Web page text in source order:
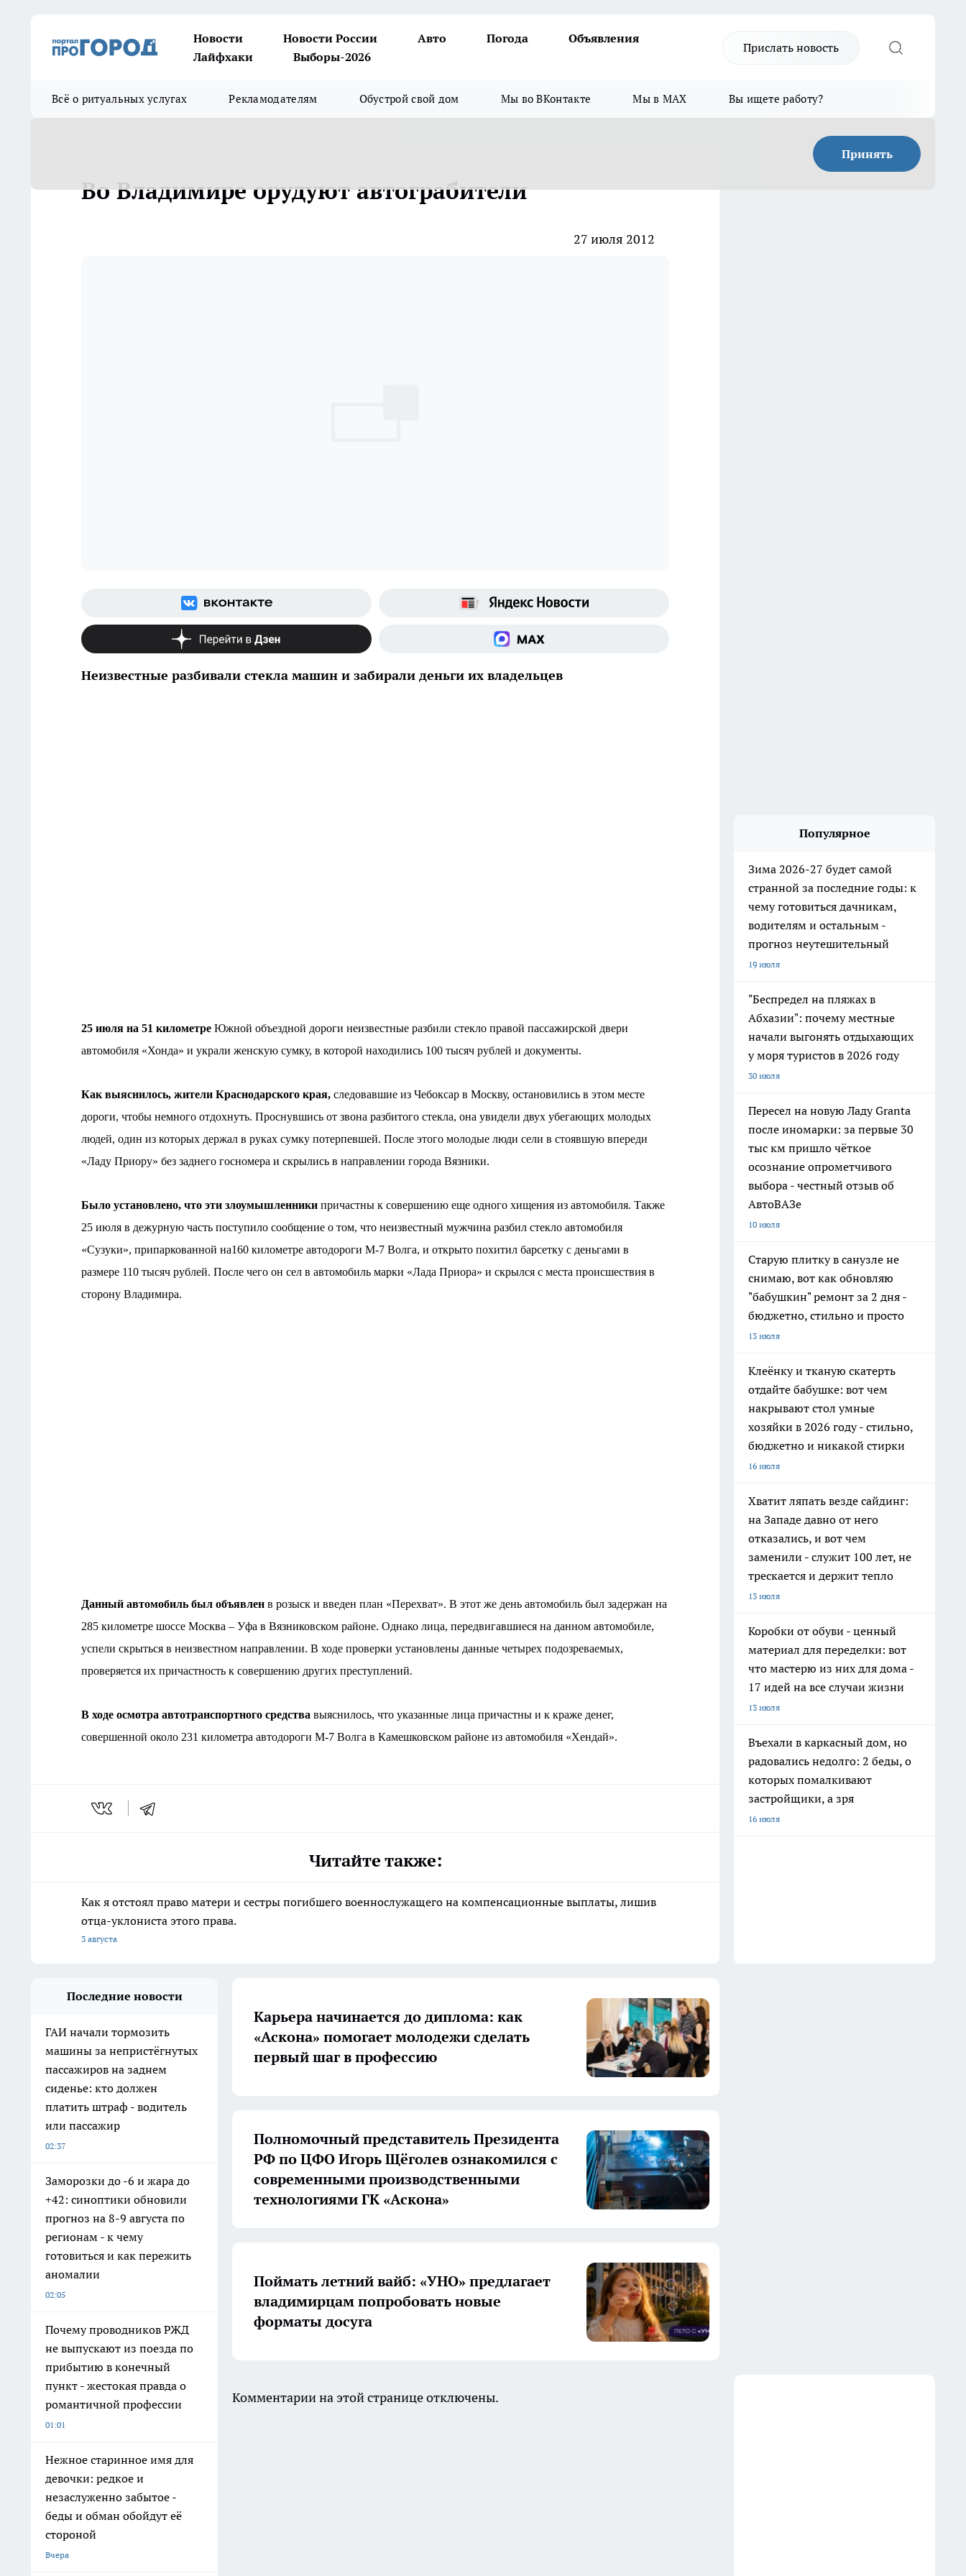
Новости Новости России Авто Погода
Объявления
Лайфхаки
Выборы-2026
Прислать новость
Всё о ритуальных услугах Рекламодателям Обустрой свой дом Мы во ВКонтакте Мы в MAX Вы ищете работу?
Принять
Во Владимире орудуют автограбители
27 июля 2012
Неизвестные разбивали стекла машин и забирали деньги их владельцев
25 июля на 51 километре Южной объездной дороги неизвестные разбили стекло правой пассажирской двери
автомобиля «Хонда» и украли женскую сумку, в которой находились 100 тысяч рублей и документы.
Как выяснилось, жители Краснодарского края, следовавшие из Чебоксар в Москву, остановились в этом месте
дороги, чтобы немного отдохнуть. Проснувшись от звона разбитого стекла, она увидели двух убегающих молодых
людей, один из которых держал в руках сумку потерпевшей. После этого молодые люди сели в стоявшую впереди
«Ладу Приору» без заднего госномера и скрылись в направлении города Вязники.
Было установлено, что эти злоумышленники причастны к совершению еще одного хищения из автомобиля. Также
25 июля в дежурную часть поступило сообщение о том, что неизвестный мужчина разбил стекло автомобиля
«Сузуки», припаркованной на160 километре автодороги М-7 Волга, и открыто похитил барсетку с деньгами в
размере 110 тысяч рублей. После чего он сел в автомобиль марки «Лада Приора» и скрылся с места происшествия в
сторону Владимира.
Данный автомобиль был объявлен в розыск и введен план «Перехват». В этот же день автомобиль был задержан на
285 километре шоссе Москва – Уфа в Вязниковском районе. Однако лица, передвигавшиеся на данном автомобиле,
успели скрыться в неизвестном направлении. В ходе проверки установлены данные четырех подозреваемых,
проверяется их причастность к совершению других преступлений.
В ходе осмотра автотранспортного средства выяснилось, что указанные лица причастны и к краже денег,
совершенной около 231 километра автодороги М-7 Волга в Камешковском районе из автомобиля «Хендай».
Читайте также:
Как я отстоял право матери и сестры погибшего военнослужащего на компенсационные выплаты, лишив
отца-уклониста этого права.
3 августа
Популярное
Зима 2026-27 будет самой
странной за последние годы: к
чему готовиться дачникам,
водителям и остальным -
прогноз неутешительный
19 июля
"Беспредел на пляжах в
Абхазии": почему местные
начали выгонять отдыхающих
у моря туристов в 2026 году
30 июля
Пересел на новую Ладу Granta
после иномарки: за первые 30
тыс км пришло чёткое
осознание опрометчивого
выбора - честный отзыв об
АвтоВАЗе
10 июля
Старую плитку в санузле не
снимаю, вот как обновляю
"бабушкин" ремонт за 2 дня -
бюджетно, стильно и просто
13 июля
Клеёнку и тканую скатерть
отдайте бабушке: вот чем
накрывают стол умные
хозяйки в 2026 году - стильно,
бюджетно и никакой стирки
16 июля
Хватит ляпать везде сайдинг:
на Западе давно от него
отказались, и вот чем
заменили - служит 100 лет, не
трескается и держит тепло
13 июля
Коробки от обуви - ценный
материал для переделки: вот
что мастерю из них для дома -
17 идей на все случаи жизни
13 июля
Въехали в каркасный дом, но
радовались недолго: 2 беды, о
которых помалкивают
застройщики, а зря
16 июля
Последние новости
ГАИ начали тормозить
машины за непристёгнутых
пассажиров на заднем
сиденье: кто должен
платить штраф - водитель
или пассажир
02:37
Заморозки до -6 и жара до
+42: синоптики обновили
прогноз на 8-9 августа по
регионам - к чему
готовиться и как пережить
аномалии
02:05
Почему проводников РЖД
не выпускают из поезда по
прибытию в конечный
пункт - жестокая правда о
романтичной профессии
01:01
Нежное старинное имя для
девочки: редкое и
незаслуженно забытое -
беды и обман обойдут её
стороной
Вчера
Карьера начинается до диплома: как
«Аскона» помогает молодежи сделать
первый шаг в профессию
Полномочный представитель Президента
РФ по ЦФО Игорь Щёголев ознакомился с
современными производственными
технологиями ГК «Аскона»
Поймать летний вайб: «УНО» предлагает
владимирцам попробовать новые
форматы досуга
Комментарии на этой странице отключены.